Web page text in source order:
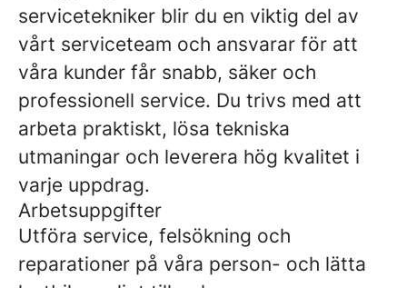
servicetekniker blir du en viktig del av
vårt serviceteam och ansvarar för att
våra kunder får snabb, säker och
professionell service. Du trivs med att
arbeta praktiskt, lösa tekniska
utmaningar och leverera hög kvalitet i
varje uppdrag.
Arbetsuppgifter
Utföra service, felsökning och
reparationer på våra person- och lätta